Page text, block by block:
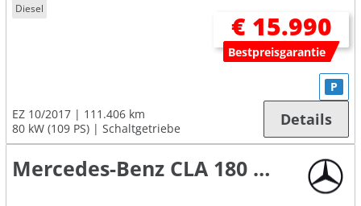
Diesel
€ 15.990
Bestpreisgarantie
EZ 10/2017
111.406 km
80 kW (109 PS)
Schaltgetriebe
P
Details
Mercedes-Benz CLA 180 Shooting Brake